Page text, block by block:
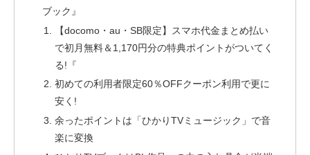
ブック』
【docomo・au・SB限定】スマホ代金まとめ払い
で初月無料＆1,170円分の特典ポイントがついてく
る!『
初めての利用者限定60％OFFクーポン利用で更に
安く!
余ったポイントは「ひかりTVミュージック」で音
楽に変換